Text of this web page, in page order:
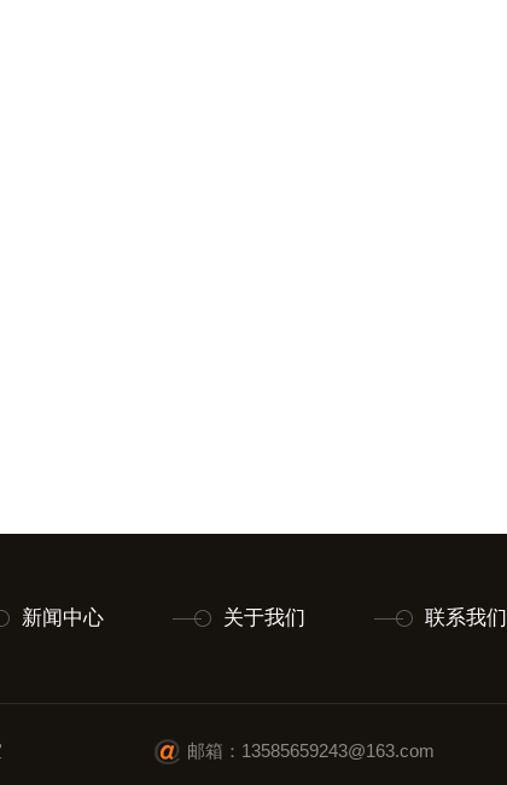
新闻中心 关于我们 联系我们
邮箱：13585659243@163.com